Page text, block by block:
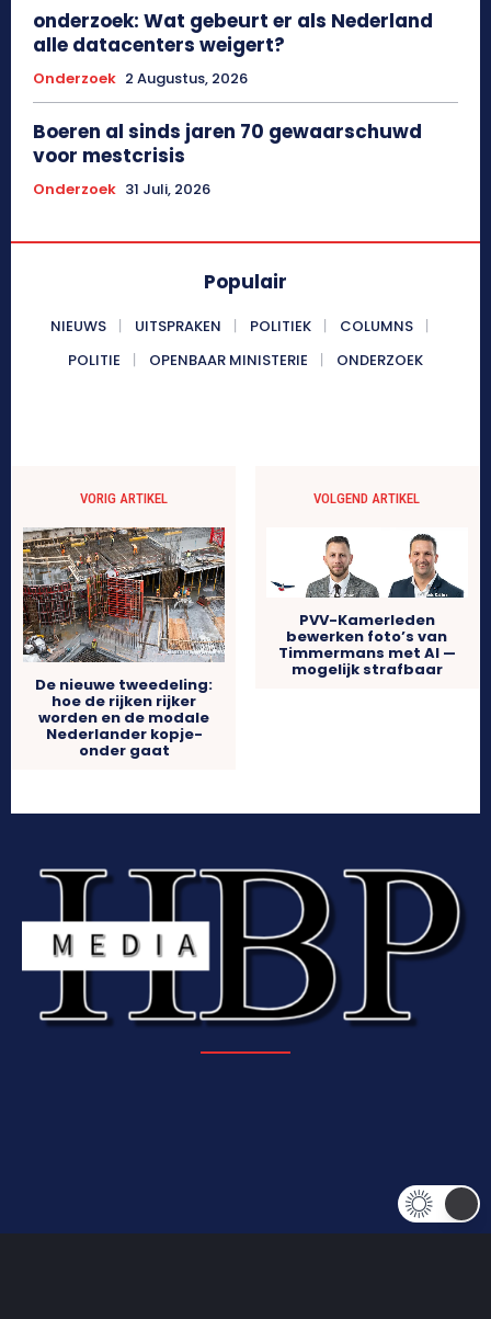
onderzoek: Wat gebeurt er als Nederland
alle datacenters weigert?
Onderzoek 2 Augustus, 2026
Boeren al sinds jaren 70 gewaarschuwd
voor mestcrisis
Onderzoek 31 Juli, 2026
Populair
NIEUWS UITSPRAKEN POLITIEK
COLUMNS
POLITIE
OPENBAAR MINISTERIE ONDERZOEK
VORIG ARTIKEL
De nieuwe tweedeling:
hoe de rijken rijker
worden en de modale
Nederlander kopje-
onder gaat
VOLGEND ARTIKEL
PVV-Kamerleden
bewerken foto’s van
Timmermans met AI —
mogelijk strafbaar